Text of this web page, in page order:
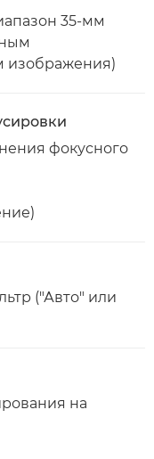
35-мм
изображения)
фокусного
("Авто" или
на